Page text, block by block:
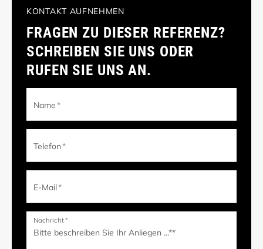
KONTAKT AUFNEHMEN
FRAGEN ZU DIESER REFERENZ?
SCHREIBEN SIE UNS ODER
RUFEN SIE UNS AN.
Name*
Telefon*
E-Mail*
Nachricht*